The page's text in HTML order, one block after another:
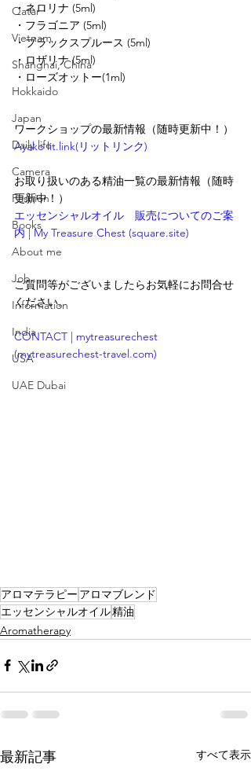
Qatar
Vietnam
Shanghai, China
Hokkaido
Japan
Daily life
Camera
Fashion
Books
About me
Job
Information
India
USA
UAE Dubai
・ネロリナ (5ml)
・フラゴニア (5ml)
・ブラックスプルース (5ml)
・ロザリナ (5ml)
・ローズオットー(1ml)
ワークショップの最新情報（随時更新中！）
Ayako lit.link(リットリンク)
お取り扱いのある精油一覧の最新情報（随時
更新中！）
エッセンシャルオイル　販売についてのご案
内 | My Treasure Chest (square.site)
ご質問等がございましたらお気軽にお問合せ
ください。
CONTACT | mytreasurechest
(mytreasurechest-travel.com)
アロマテラピー アロマブレンド
エッセンシャルオイル精油
Aromatherapy
最新記事 すべて表示